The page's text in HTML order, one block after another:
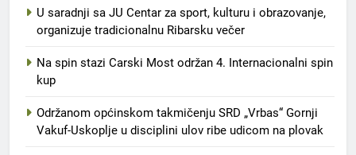
U saradnji sa JU Centar za sport, kulturu i obrazovanje,
organizuje tradicionalnu Ribarsku večer
Na spin stazi Carski Most održan 4. Internacionalni spin
kup
Održanom općinskom takmičenju SRD „Vrbas“ Gornji
Vakuf-Uskoplje u disciplini ulov ribe udicom na plovak